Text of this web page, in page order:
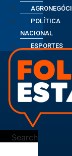
POLÍTICA
NACIONAL
ESPORTES
Search